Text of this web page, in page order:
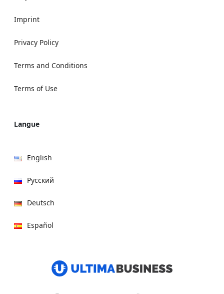
Imprint
Privacy Policy
Terms and Conditions
Terms of Use
Langue
English
Русский
Deutsch
Español